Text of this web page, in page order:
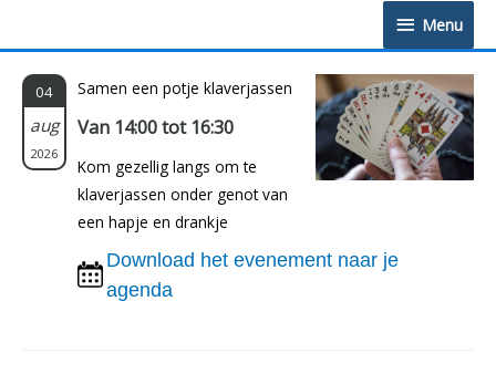
Menu
Menu
04
aug
2026
Samen een potje klaverjassen
Van 14:00 tot 16:30
Kom gezellig langs om te
klaverjassen onder genot van
een hapje en drankje
Download het evenement naar je
agenda